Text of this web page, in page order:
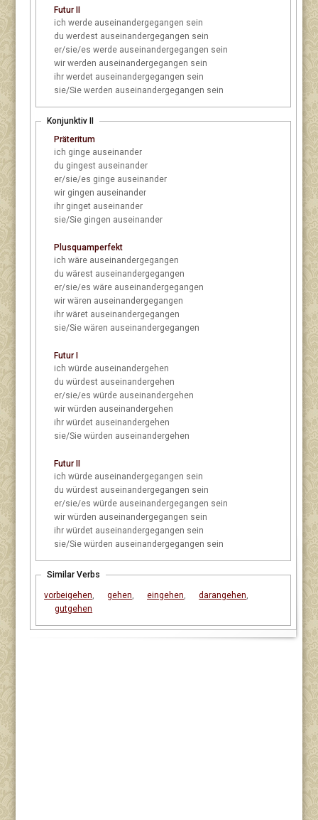
Futur II
ich
werde auseinandergegangen sein
du
werdest auseinandergegangen sein
er/sie/es
werde auseinandergegangen sein
wir
werden auseinandergegangen sein
ihr
werdet auseinandergegangen sein
sie/Sie
werden auseinandergegangen sein
Konjunktiv II
Präteritum
ich ginge auseinander
du gingest auseinander
er/sie/es ginge auseinander
wir gingen auseinander
ihr ginget auseinander
sie/Sie gingen auseinander
Plusquamperfekt
ich wäre auseinandergegangen
du wärest auseinandergegangen
er/sie/es wäre auseinandergegangen
wir wären auseinandergegangen
ihr wäret auseinandergegangen
sie/Sie wären auseinandergegangen
Futur I
ich würde auseinandergehen
du würdest auseinandergehen
er/sie/es würde auseinandergehen
wir würden auseinandergehen
ihr würdet auseinandergehen
sie/Sie würden auseinandergehen
Futur II
ich
würde auseinandergegangen sein
du
würdest auseinandergegangen sein
er/sie/es
würde auseinandergegangen sein
wir
würden auseinandergegangen sein
ihr
würdet auseinandergegangen sein
sie/Sie
würden auseinandergegangen sein
Similar Verbs
vorbeigehen, gehen, eingehen, darangehen,
gutgehen